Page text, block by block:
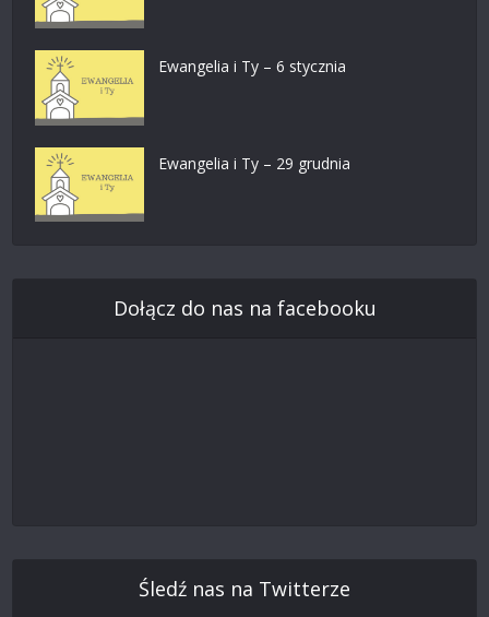
Ewangelia i Ty – 6 stycznia
Ewangelia i Ty – 29 grudnia
Dołącz do nas na facebooku
Śledź nas na Twitterze